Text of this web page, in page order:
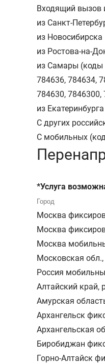
Входящий вызов
из Санкт-
из
из Ростова-на-
из Самары (коды
784636, 784634,
784630, 7846300,
из
С других
С мобильных
*Услуга
Москва
Москва
Москва
Московская обл.,
Россия
Алтайский край,
Амурская
Архангельск
Архангельская
Биробиджан
Горно-Алтайск